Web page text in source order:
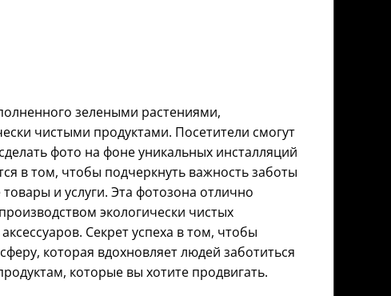
зелеными растениями,
чистыми продуктами. Посетители смогут
фото на фоне уникальных инсталляций
в том, чтобы подчеркнуть важность заботы
и услуги. Эта фотозона отлично
экологически чистых
Секрет успеха в том, чтобы
которая вдохновляет людей заботиться
которые вы хотите продвигать.